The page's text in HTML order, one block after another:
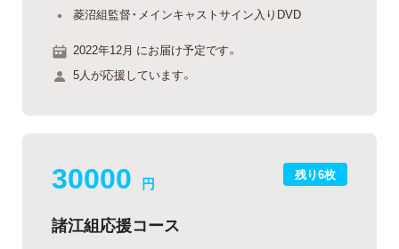
菱沼組監督・メインキャストサイン入りDVD
2022年12月 にお届け予定です。
5人が応援しています。
残り6枚
30000 円
諸江組応援コース